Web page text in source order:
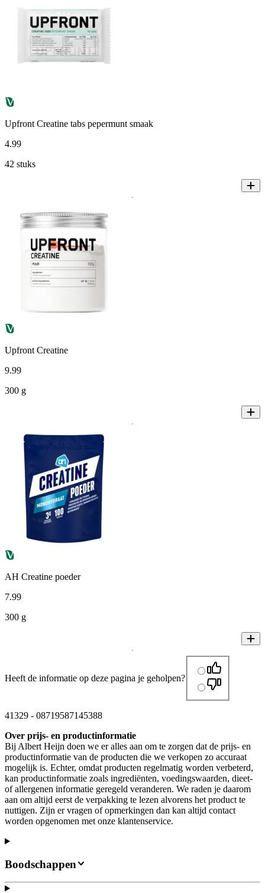
Upfront Creatine tabs pepermunt smaak
4.99
42 stuks
Upfront Creatine
9.99
300 g
AH Creatine poeder
7.99
300 g
Heeft de informatie op deze pagina je geholpen?
41329 - 08719587145388
Over prijs- en productinformatie
Bij Albert Heijn doen we er alles aan om te zorgen dat de prijs- en
productinformatie van de producten die we verkopen zo accuraat
mogelijk is. Echter, omdat producten regelmatig worden verbeterd,
kan productinformatie zoals ingrediënten, voedingswaarden, dieet-
of allergenen informatie geregeld veranderen. We raden je daarom
aan om altijd eerst de verpakking te lezen alvorens het product te
nuttigen. Zijn er vragen of opmerkingen dan kan altijd contact
worden opgenomen met onze klantenservice.
Boodschappen